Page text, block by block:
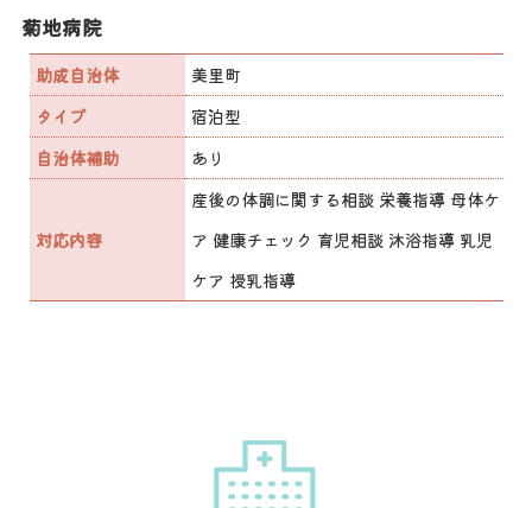
菊地病院
助成自治体
美里町
タイプ
宿泊型
自治体補助
あり
対応内容
産後の体調に関する相談 栄養指導 母体ケ
ア 健康チェック 育児相談 沐浴指導 乳児
ケア 授乳指導